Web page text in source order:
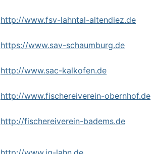
http://www.fsv-lahntal-altendiez.de
https://www.sav-schaumburg.de
http://www.sac-kalkofen.de
http://www.fischereiverein-obernhof.de
http://fischereiverein-badems.de